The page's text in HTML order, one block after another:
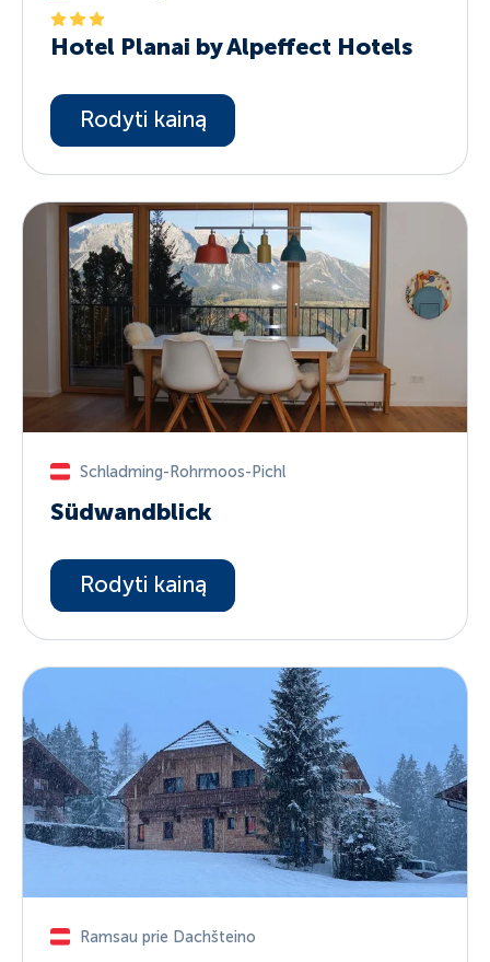
Hotel Planai by Alpeffect Hotels
Rodyti kainą
Schladming-Rohrmoos-Pichl
Südwandblick
Rodyti kainą
Ramsau prie Dachšteino